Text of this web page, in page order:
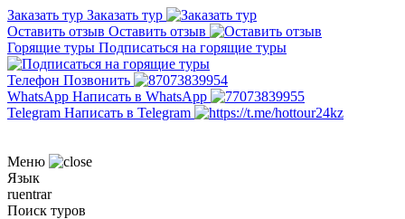
Заказать тур Заказать тур
Оставить отзыв Оставить отзыв
Горящие туры Подписаться на горящие туры
Телефон Позвонить
WhatsApp Написать в WhatsApp
Telegram Написать в Telegram
Меню
Язык
ruentrar
Поиск туров